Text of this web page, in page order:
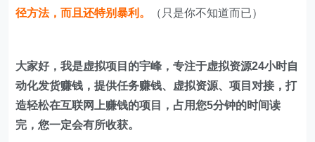
径方法，而且还特别暴利。
（只是你不知道而已）
大家好，我是虚拟项目的宇峰，专注于虚拟资源24小时自
动化发货赚钱，提供任务赚钱、虚拟资源、项目对接，打
造轻松在互联网上赚钱的项目，占用您5分钟的时间读
完，您一定会有所收获。